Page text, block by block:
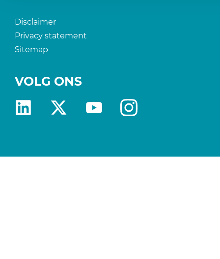
Disclaimer
Privacy statement
Sitemap
VOLG ONS